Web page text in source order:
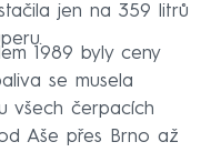
jen na 359 litrů
1989 byly ceny
se musela
všech čerpacích
Aše přes Brno až